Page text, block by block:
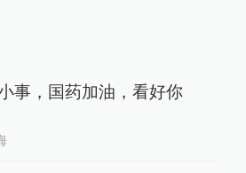
事，国药加油，看好你